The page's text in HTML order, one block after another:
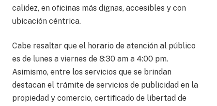
calidez, en oficinas más dignas, accesibles y con
ubicación céntrica.
Cabe resaltar que el horario de atención al público
es de lunes a viernes de 8:30 am a 4:00 pm.
Asimismo, entre los servicios que se brindan
destacan el trámite de servicios de publicidad en la
propiedad y comercio, certificado de libertad de